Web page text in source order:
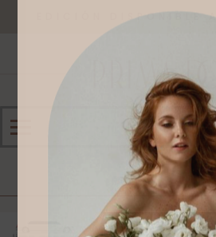
EDICIÓN DISPONIBLE